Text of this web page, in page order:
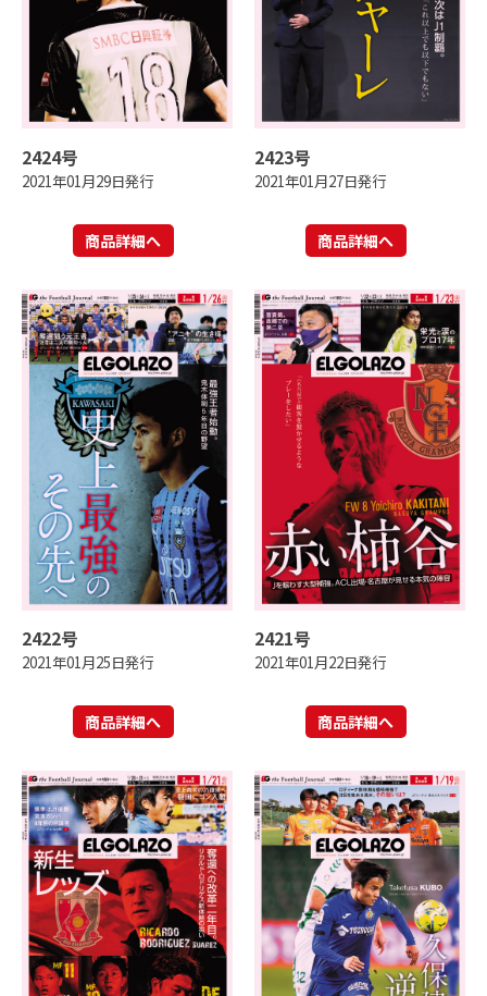
2424号
2021年01月29日発行
商品詳細へ
2423号
2021年01月27日発行
商品詳細へ
2422号
2021年01月25日発行
商品詳細へ
2421号
2021年01月22日発行
商品詳細へ